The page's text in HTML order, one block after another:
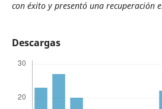
con éxito y presentó una recuperación
Descargas